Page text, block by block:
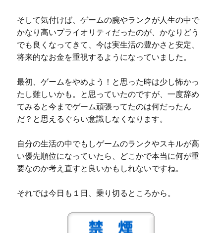
そして気付けば、ゲームの腕やランクが人生の中で
かなり高いプライオリティだったのが、かなりどう
でも良くなってきて、今は実生活の豊かさと安定、
将来的なお金を重視するようになっていました。
最初、ゲームをやめよう！と思った時は少し怖かっ
たし難しいかも。と思っていたのですが、一度辞め
てみると今までゲーム頑張ってたのは何だったん
だ？と思えるぐらい意識しなくなります。
自分の生活の中でもしゲームのランクやスキルが高
い優先順位になっていたら、どこかで本当に何が重
要なのか考え直すと良いかもしれないですね。
それでは今日も１日、乗り切るところから。